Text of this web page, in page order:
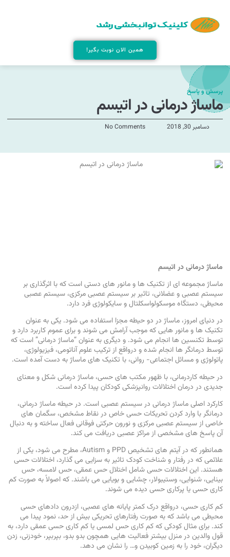
همین الان نوبت بگیر!
پرسش و پاسخ
ماساژ درمانی در اتیسم
دسامبر 30, 2018 No Comments
ماساژ درمانی در اتیسم
ماساژ مجموعه ای از تکنیک ها و مانور های دستی است که با اثرگذاری بر
سیستم عصبی و عضلانی، تاثیر بر سیستم عصبی مرکزی، سیستم عصبی
محیطی، دستگاه موسکولواسکلتال و سایکولوژی فرد دارد.
در دنیای امروز، ماساژ در دو حیطه مجزا استفاده می شود. یکی به عنوان
تکنیک ها و مانور هایی که موجب آرامش می شوند و برای عموم کاربرد دارد و
توسط تکنسین ها انجام می شود. و دیگری به عنوان “ماساژ درمانی” است که
توسط درمانگر ها انجام شده و درواقع از ترکیب علوم آناتومی، فیزیولوژی،
پاتولوژی و مسائل اجتماعی- روانی، با تکنیک های ماساژ به دست آمده است.
در حیطه کاردرمانی، با ظهور مکتب های حسی، ماساژ درمانی شکل و معنای
جدیدی در درمان اختلالات روانپزشکی کودکان پیدا کرده است.
کارکرد اصلی ماساژ درمانی در سیستم عصبی است. در حیطه ماساژ درمانی،
درمانگر با وارد کردن تحریکات حسی خاص در نقاط مشخص، سگمان های
خاصی از سیستم عصبی مرکزی و نورون حرکتی فوقانی فعال ساخته و به دنبال
آن پاسخ های مشخصی از مراکز عصبی دریافت می کند.
همانطور که در آیتم های تشخیص PPD و Autism، مطرح می شود، یکی از
علائمی که در رفتار و شناخت کودک تاثیر به سزایی می گذارد، اختلالات حسی
هستند. این اختلالات حسی شامل اختلال حس عمقی، حس لامسه، حس
بینایی، شنوایی، وستیبولار، چشایی و بویایی می باشند. که اصولاً به صورت کم
کاری حسی یا پرکاری حسی دیده می شوند.
کم کاری حسی، درواقع درک کمتر پایانه های عصبی، ازدرون دادهای حسی
محیطی می باشد که به صورت رفتارهای تحریکی بیش از حد، نمود پیدا می
کند. برای مثال کودکی که کم کاری حس لمسی یا کم کاری حسی عمقی دارد، به
قول والدین در منزل بیشتر فعالیت هایی همچون بدو بدو، بپربپر، خودزنی، زدن
دیگران، خود را به زمین کوبیدن و… را نشان می دهد.